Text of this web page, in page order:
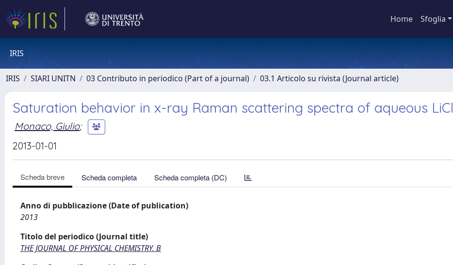
Home Sfoglia
IRIS
IRIS SIARI UNITN 03 Contributo in periodico (Part of a journal) 03.1 Articolo su rivista (Journal article)
Saturation behavior in x-ray Raman scattering spectra of aqueous LiCl
Monaco, Giulio;
2013-01-01
Scheda breve Scheda completa Scheda completa (DC)
Anno di pubblicazione (Date of publication)
2013
Titolo del periodico (Journal title)
THE JOURNAL OF PHYSICAL CHEMISTRY. B